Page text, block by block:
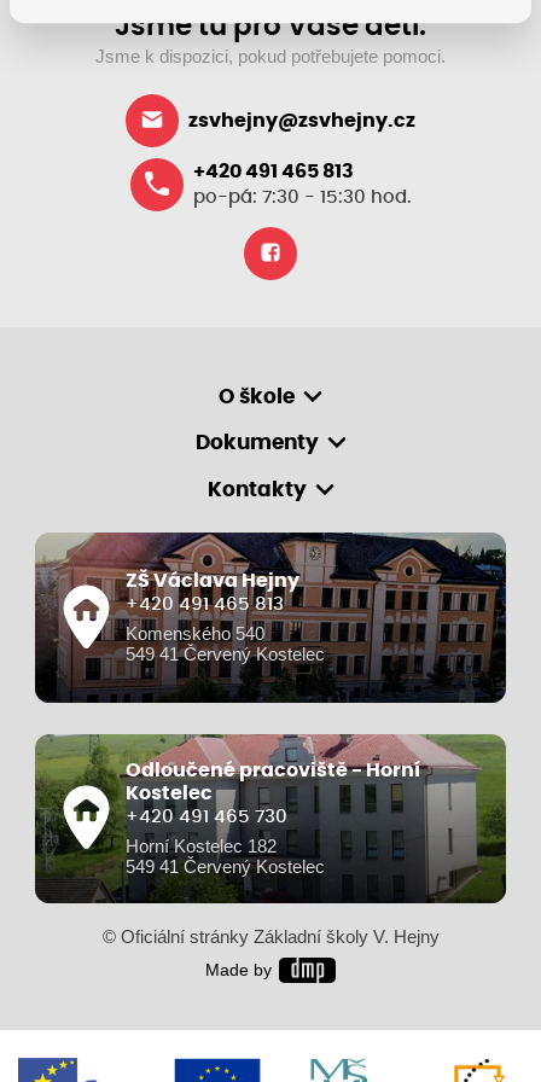
Jsme tu pro Vaše děti.
Jsme k dispozici, pokud potřebujete pomoci.
zsvhejny@zsvhejny.cz
+420 491 465 813
po-pá: 7:30 - 15:30 hod.
O škole
Dokumenty
Kontakty
ZŠ Václava Hejny
+420 491 465 813
Komenského 540
549 41 Červený Kostelec
Odloučené pracoviště - Horní
Kostelec
+420 491 465 730
Horní Kostelec 182
549 41 Červený Kostelec
© Oficiální stránky Základní školy V. Hejny
Made by